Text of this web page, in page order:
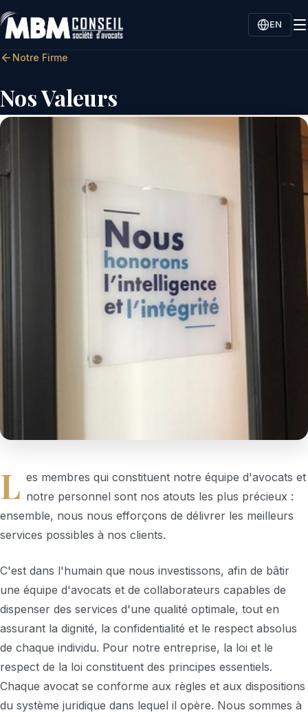
EN
Notre Firme
Nos Valeurs
L es membres qui constituent notre équipe d'avocats et
notre personnel sont nos atouts les plus précieux :
ensemble, nous nous efforçons de délivrer les meilleurs
services possibles à nos clients.
C'est dans l'humain que nous investissons, afin de bâtir
une équipe d'avocats et de collaborateurs capables de
dispenser des services d'une qualité optimale, tout en
assurant la dignité, la confidentialité et le respect absolus
de chaque individu. Pour notre entreprise, la loi et le
respect de la loi constituent des principes essentiels.
Chaque avocat se conforme aux règles et aux dispositions
du système juridique dans lequel il opère. Nous sommes à